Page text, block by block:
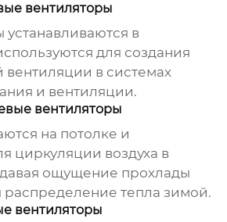
вентиляторы
устанавливаются в
для создания
вентиляции в системах
и вентиляции.
вентиляторы
на потолке и
циркуляции воздуха в
ощущение прохлады
распределение тепла зимой.
вентиляторы